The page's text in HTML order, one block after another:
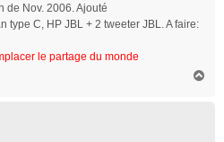
de Nov. 2006. Ajouté
type C, HP JBL + 2 tweeter JBL. A faire:
le partage du monde